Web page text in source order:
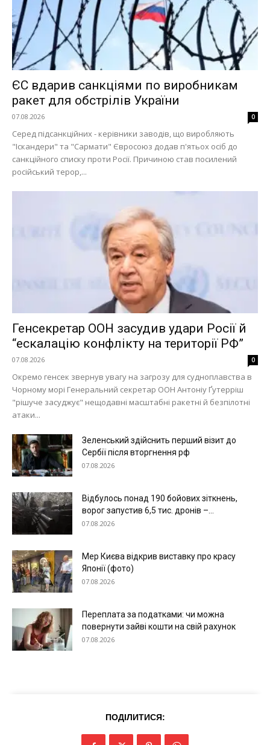
Меню
ЄС вдарив санкціями по виробникам
ракет для обстрілів України
07.08.2026 0
Серед підсанкційних - керівники заводів, що виробляють
"Іскандери" та "Сармати" Євросоюз додав п'ятьох осіб до
санкційного списку проти Росії. Причиною став посилений
російський терор,...
Генсекретар ООН засудив удари Росії й
“ескалацію конфлікту на території РФ”
07.08.2026 0
Окремо генсек звернув увагу на загрозу для судноплавства в
Чорному морі Генеральний секретар ООН Антоніу Ґутерріш
"рішуче засуджує" нещодавні масштабні ракетні й безпілотні
атаки...
Зеленський здійснить перший візит до
Сербії після вторгнення рф
07.08.2026
Відбулось понад 190 бойових зіткнень,
ворог запустив 6,5 тис. дронів –...
07.08.2026
Мер Києва відкрив виставку про красу
Японії (фото)
07.08.2026
Переплата за податками: чи можна
повернути зайві кошти на свій рахунок
07.08.2026
ПОДІЛИТИСЯ: